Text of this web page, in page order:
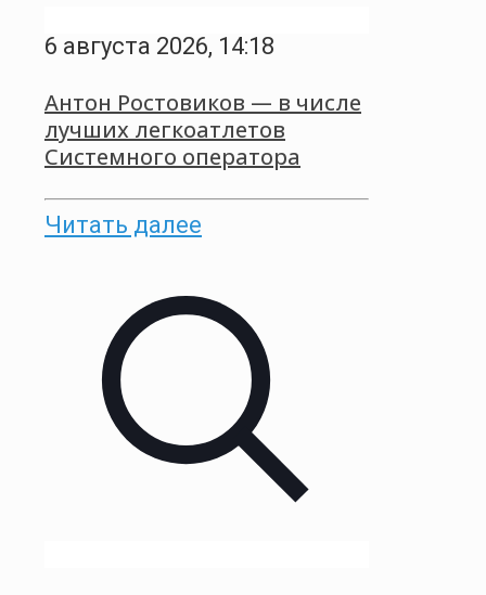
6 августа 2026, 14:18
Антон Ростовиков — в числе
лучших легкоатлетов
Системного оператора
Читать далее